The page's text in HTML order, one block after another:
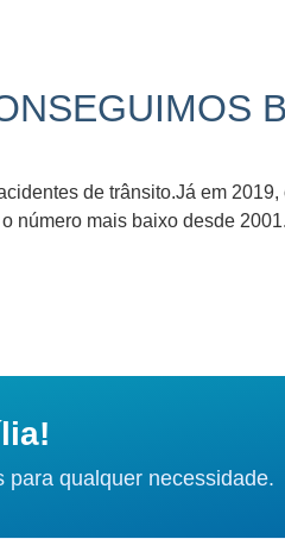
de trânsito.Já em
mais baixo desde
qualquer necessidade.